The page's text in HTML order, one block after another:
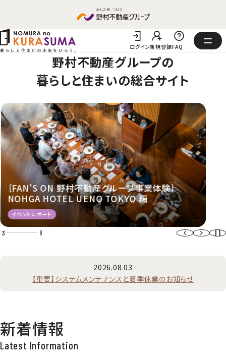
ログイン新規登録FAQ
［FAN'S ON 野村不動産グループ事業体験］
NOHGA HOTEL UENO TOKYO 編
イベントレポート
野村の仲介プラス かなえる住まいる訪問査定
ンペーン
キャンペーン 会員限定
機器交換サービス
会員特典
毎月1日はハウスクリーニングキャンペーン
キャンペーン 会員限定
野村不動産のインテリアサービス
サービスラインナップ 会員限定
暮らしを豊かに
野村不動産グループの
暮らしと住まいの総合サイト
3 8
2026.08.03
【重要】システムメンテナンスと夏季休業のお知らせ
新着情報